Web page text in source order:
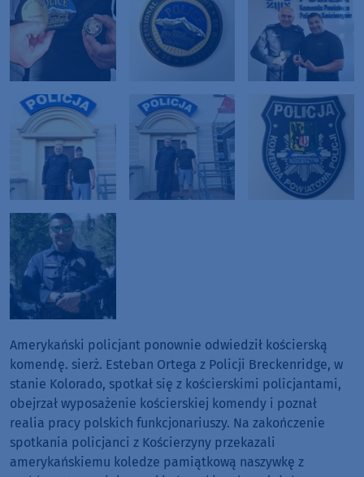
Amerykański policjant ponownie odwiedził kościerską
komendę. sierż. Esteban Ortega z Policji Breckenridge, w
stanie Kolorado, spotkał się z kościerskimi policjantami,
obejrzał wyposażenie kościerskiej komendy i poznał
realia pracy polskich funkcjonariuszy. Na zakończenie
spotkania policjanci z Kościerzyny przekazali
amerykańskiemu koledze pamiątkową naszywkę z